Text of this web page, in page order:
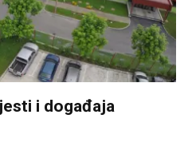
i događaja